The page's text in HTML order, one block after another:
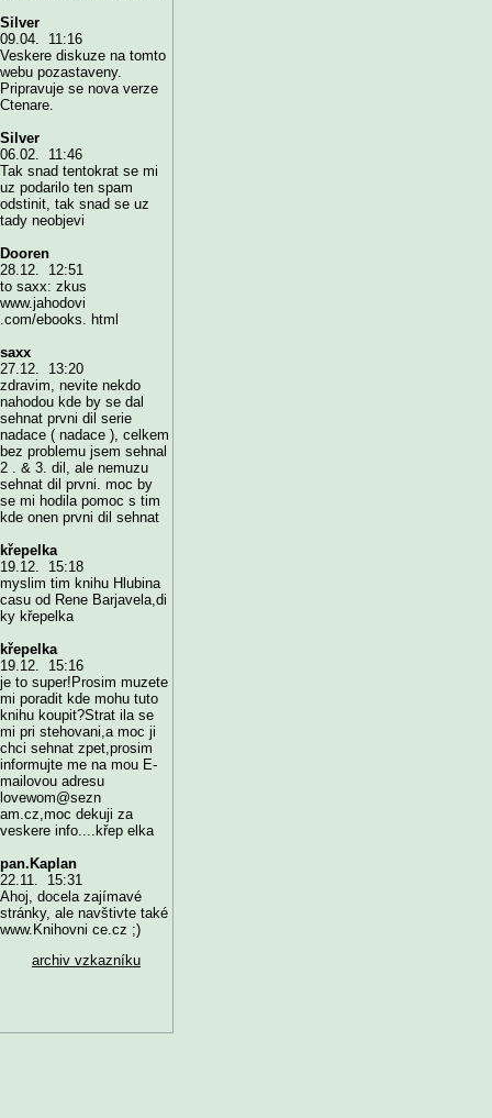
Silver
09.04. 11:16
Veskere diskuze na tomto
webu pozastaveny.
Pripravuje se nova verze
Ctenare.
Silver
06.02. 11:46
Tak snad tentokrat se mi
uz podarilo ten spam
odstinit, tak snad se uz
tady neobjevi
Dooren
28.12. 12:51
to saxx: zkus
www.jahodovi
.com/ebooks. html
saxx
27.12. 13:20
zdravim, nevite nekdo
nahodou kde by se dal
sehnat prvni dil serie
nadace ( nadace ), celkem
bez problemu jsem sehnal
2 . & 3. dil, ale nemuzu
sehnat dil prvni. moc by
se mi hodila pomoc s tim
kde onen prvni dil sehnat
křepelka
19.12. 15:18
myslim tim knihu Hlubina
casu od Rene Barjavela,di
ky křepelka
křepelka
19.12. 15:16
je to super!Prosim muzete
mi poradit kde mohu tuto
knihu koupit?Strat ila se
mi pri stehovani,a moc ji
chci sehnat zpet,prosim
informujte me na mou E-
mailovou adresu
lovewom@sezn
am.cz,moc dekuji za
veskere info....křep elka
pan.Kaplan
22.11. 15:31
Ahoj, docela zajímavé
stránky, ale navštivte také
www.Knihovni ce.cz ;)
archiv vzkazníku